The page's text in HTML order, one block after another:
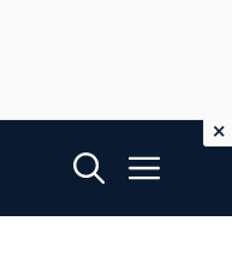
Menu